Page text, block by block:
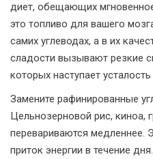
диет, обещающих
это топливо для вашего
самих углеводах, а в их
сладости вызывают резкие
которых наступает
Замените рафинированные
Цельнозерновой рис, киноа,
перевариваются медленнее.
приток энергии в течение дня.